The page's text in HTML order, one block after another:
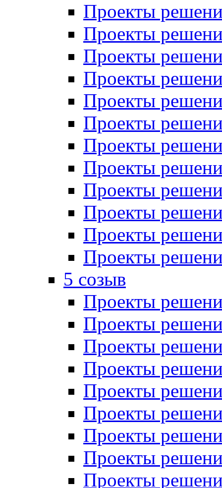
Проекты
Проекты
Проекты
Проекты
Проекты
Проекты
Проекты
Проекты
Проекты
Проекты
Проекты
Проекты
5 созыв
Проекты
Проекты
Проекты
Проекты
Проекты
Проекты
Проекты
Проекты
Проекты